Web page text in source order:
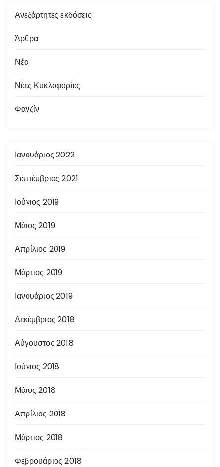
Ανεξάρτητες εκδόσεις
Άρθρα
Νέα
Νέες Κυκλοφορίες
Φανζίν
Ιανουάριος 2022
Σεπτέμβριος 2021
Ιούνιος 2019
Μάιος 2019
Απρίλιος 2019
Μάρτιος 2019
Ιανουάριος 2019
Δεκέμβριος 2018
Αύγουστος 2018
Ιούνιος 2018
Μάιος 2018
Απρίλιος 2018
Μάρτιος 2018
Φεβρουάριος 2018